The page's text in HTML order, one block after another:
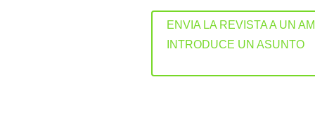
ENVIA LA REVISTA A UN
INTRODUCE UN ASUNTO